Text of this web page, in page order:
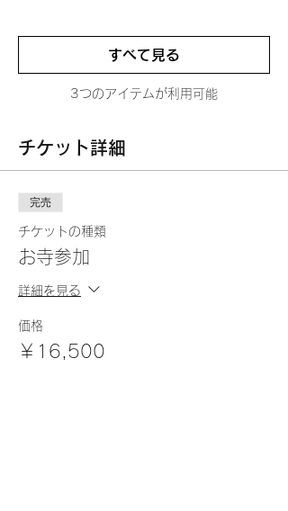
3つのアイテムが利用可能
すべて見る
チケット詳細
完売
チケットの種類
お寺参加
詳細を見る
価格
￥16,500